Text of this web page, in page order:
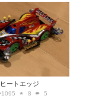
ヒートエッジ
1095 8 5